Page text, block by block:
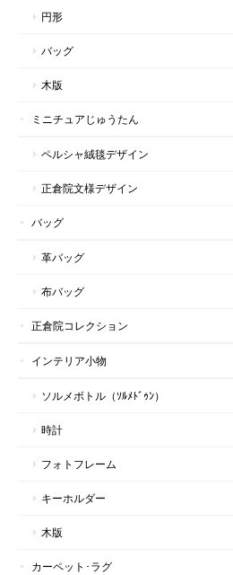
円形
バッグ
木版
ミニチュアじゅうたん
ペルシャ絨毯デザイン
正倉院文様デザイン
バッグ
革バッグ
布バッグ
正倉院コレクション
インテリア小物
ソルメボトル（ｿﾙﾒﾄﾞｩﾝ）
時計
フォトフレーム
キーホルダー
木版
カーペット･ラグ